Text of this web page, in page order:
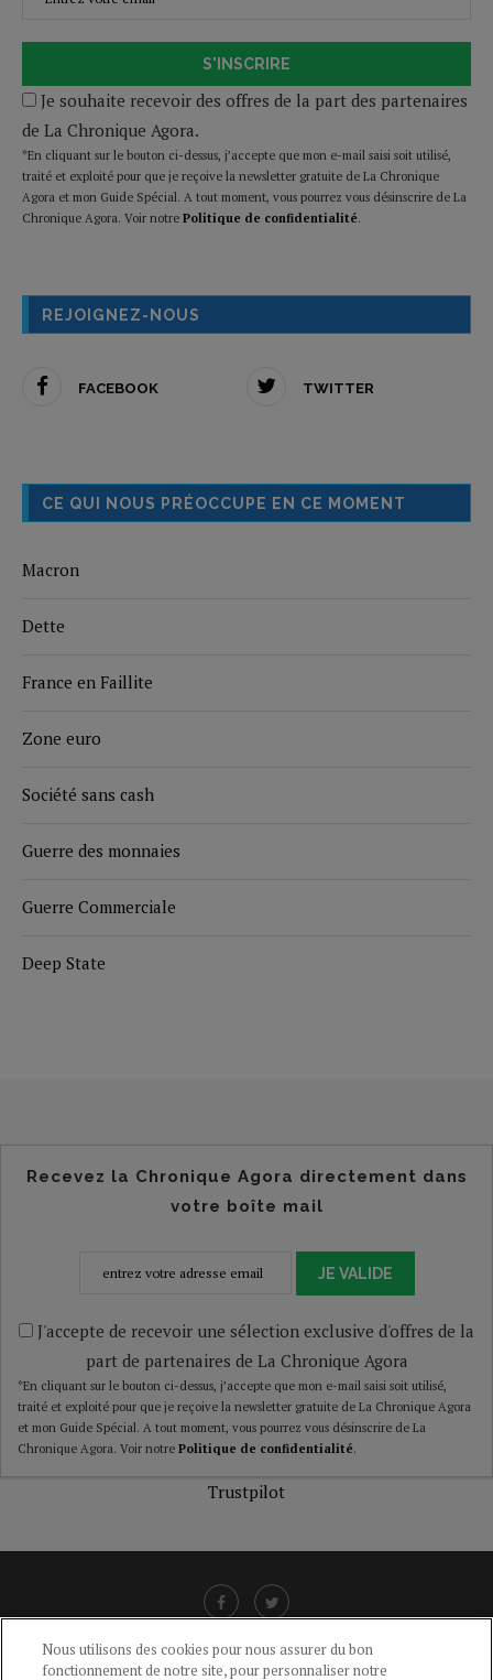
S'INSCRIRE
Je souhaite recevoir des offres de la part des partenaires
de La Chronique Agora.
*En cliquant sur le bouton ci-dessus, j’accepte que mon e-mail saisi soit utilisé,
traité et exploité pour que je reçoive la newsletter gratuite de La Chronique
Agora et mon Guide Spécial. A tout moment, vous pourrez vous désinscrire de La
Chronique Agora. Voir notre Politique de confidentialité.
REJOIGNEZ-NOUS
FACEBOOK TWITTER
CE QUI NOUS PRÉOCCUPE EN CE MOMENT
Macron
Dette
France en Faillite
Zone euro
Société sans cash
Guerre des monnaies
Guerre Commerciale
Deep State
Recevez la Chronique Agora directement dans
votre boîte mail
JE VALIDE
J'accepte de recevoir une sélection exclusive d'offres de la
part de partenaires de La Chronique Agora
*En cliquant sur le bouton ci-dessus, j’accepte que mon e-mail saisi soit utilisé,
traité et exploité pour que je reçoive la newsletter gratuite de La Chronique Agora
et mon Guide Spécial. A tout moment, vous pourrez vous désinscrire de La
Chronique Agora. Voir notre Politique de confidentialité.
Trustpilot
Nous utilisons des cookies pour nous assurer du bon
fonctionnement de notre site, pour personnaliser notre